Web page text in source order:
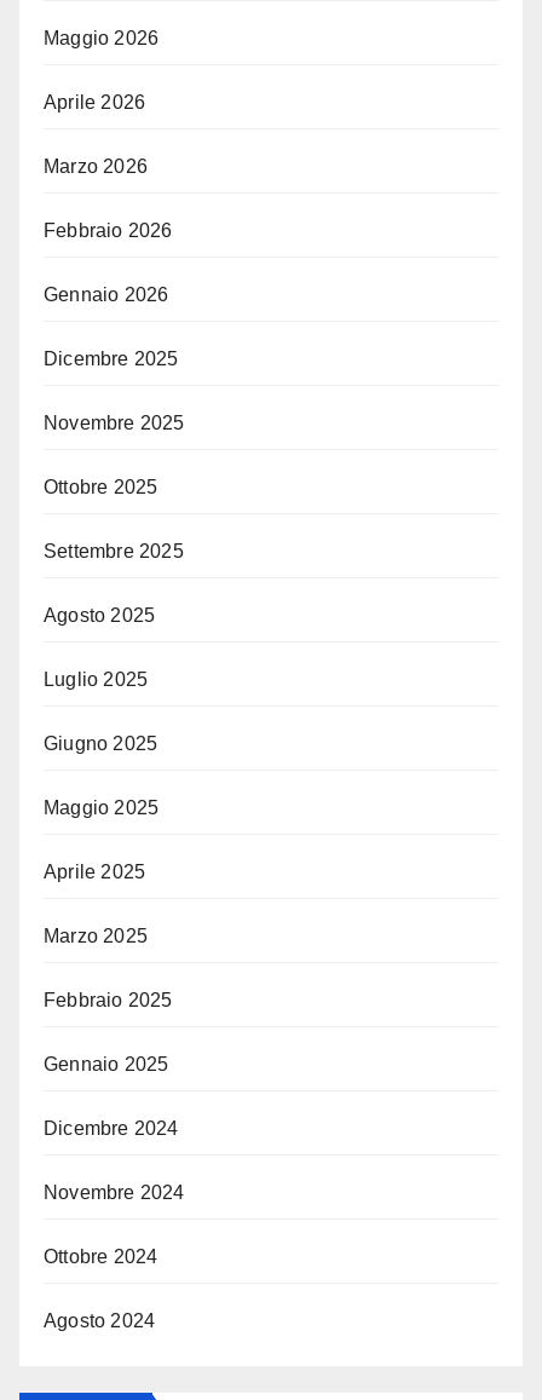
Maggio 2026
Aprile 2026
Marzo 2026
Febbraio 2026
Gennaio 2026
Dicembre 2025
Novembre 2025
Ottobre 2025
Settembre 2025
Agosto 2025
Luglio 2025
Giugno 2025
Maggio 2025
Aprile 2025
Marzo 2025
Febbraio 2025
Gennaio 2025
Dicembre 2024
Novembre 2024
Ottobre 2024
Agosto 2024